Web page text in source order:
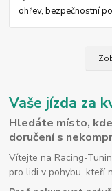
ohřev, bezpečnostní
Vaše jízda za
Hledáte místo,
doručení s
Vítejte na Racing-
pro lidi v pohybu, kteří